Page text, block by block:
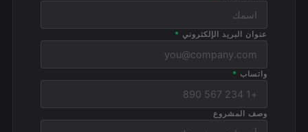
عنوان البريد الإلكتروني *
واتساب *
وصف المشروع